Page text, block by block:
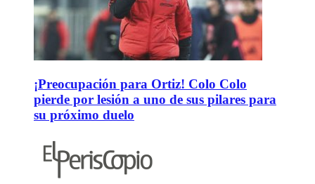
¡Preocupación para Ortiz! Colo Colo
pierde por lesión a uno de sus pilares para
su próximo duelo